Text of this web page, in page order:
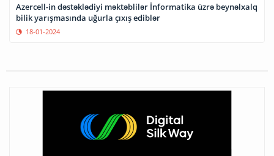
Azercell-in dəstəklədiyi məktəblilər İnformatika üzrə beynəlxalq
bilik yarışmasında uğurla çıxış ediblər
18-01-2024